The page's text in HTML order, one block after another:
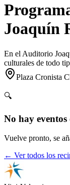
Joaquín
En el Auditorio
culturales de todo
Plaza Cronista
🔍
No hay
Vuelve pronto, se
← Ver todos los